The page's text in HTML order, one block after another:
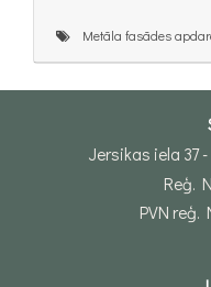
Metāla fasādes
Jersikas iela 37
Reģ.
PVN reģ.